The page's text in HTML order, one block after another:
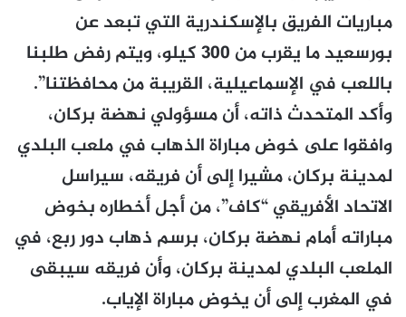
مباريات الفريق بالإسكندرية التي تبعد عن
بورسعيد ما يقرب من 300 كيلو، ويتم رفض طلبنا
باللعب في الإسماعيلية، القريبة من محافظتنا”.
وأكد المتحدث ذاته، أن مسؤولي نهضة بركان،
وافقوا على خوض مباراة الذهاب في ملعب البلدي
لمدينة بركان، مشيرا إلى أن فريقه، سيراسل
الاتحاد الأفريقي “كاف”، من أجل أخطاره بخوض
مباراته أمام نهضة بركان، برسم ذهاب دور ربع، في
الملعب البلدي لمدينة بركان، وأن فريقه سيبقى
في المغرب إلى أن يخوض مباراة الإياب.